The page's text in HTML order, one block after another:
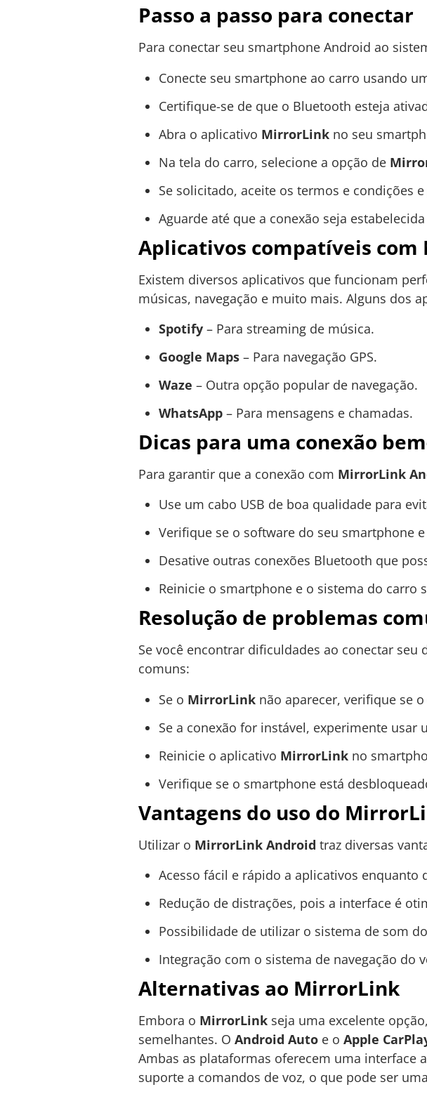
Passo a passo para conectar
Para conectar seu smartphone Android ao
Conecte seu smartphone ao carro usando
Certifique-se de que o Bluetooth esteja
Abra o aplicativo MirrorLinkno seu
Na tela do carro, selecione a opção de
Se solicitado, aceite os termos e condições
Aguarde até que a conexão seja
Aplicativos compatíveis
Existem diversos aplicativos que funcionam
músicas, navegação e muito mais. Alguns dos
Spotify– Para streaming de música.
Google Maps– Para navegação GPS.
Waze – Outra opção popular de navegação.
WhatsApp– Para mensagens e chamadas.
Dicas para uma conexão
Para garantir que a conexão com MirrorLink
Use um cabo USB de boa qualidade para
Verifique se o software do seu smartphone
Desative outras conexões Bluetooth que
Reinicie o smartphone e o sistema do carro
Resolução de problemas
Se você encontrar dificuldades ao conectar
comuns:
Se o MirrorLinknão aparecer, verifique se
Se a conexão for instável, experimente usar
Reinicie o aplicativo MirrorLinkno
Verifique se o smartphone está
Vantagens do uso do
Utilizar o MirrorLink Android traz diversas
Acesso fácil e rápido a aplicativos enquanto
Redução de distrações, pois a interface é
Possibilidade de utilizar o sistema de som
Integração com o sistema de navegação do
Alternativas ao MirrorLink
Embora o MirrorLink seja uma excelente
semelhantes. O Android Auto e o Apple
Ambas as plataformas oferecem uma interface
suporte a comandos de voz, o que pode ser